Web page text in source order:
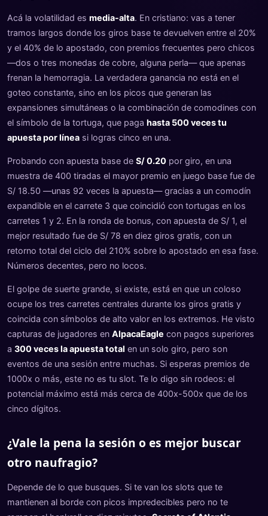
Acá la volatilidad es media-alta. En cristiano: vas a tener
tramos largos donde los giros base te devuelven entre el 20%
y el 40% de lo apostado, con premios frecuentes pero chicos
—dos o tres monedas de cobre, alguna perla— que apenas
frenan la hemorragia. La verdadera ganancia no está en el
goteo constante, sino en los picos que generan las
expansiones simultáneas o la combinación de comodines con
el símbolo de la tortuga, que paga hasta 500 veces tu
apuesta por línea si logras cinco en una.
Probando con apuesta base de S/ 0.20 por giro, en una
muestra de 400 tiradas el mayor premio en juego base fue de
S/ 18.50 —unas 92 veces la apuesta— gracias a un comodín
expandible en el carrete 3 que coincidió con tortugas en los
carretes 1 y 2. En la ronda de bonus, con apuesta de S/ 1, el
mejor resultado fue de S/ 78 en diez giros gratis, con un
retorno total del ciclo del 210% sobre lo apostado en esa fase.
Números decentes, pero no locos.
El golpe de suerte grande, si existe, está en que un coloso
ocupe los tres carretes centrales durante los giros gratis y
coincida con símbolos de alto valor en los extremos. He visto
capturas de jugadores en AlpacaEagle con pagos superiores
a 300 veces la apuesta total en un solo giro, pero son
eventos de una sesión entre muchas. Si esperas premios de
1000x o más, este no es tu slot. Te lo digo sin rodeos: el
potencial máximo está más cerca de 400x-500x que de los
cinco dígitos.
¿Vale la pena la sesión o es mejor buscar
otro naufragio?
Depende de lo que busques. Si te van los slots que te
mantienen al borde con picos impredecibles pero no te